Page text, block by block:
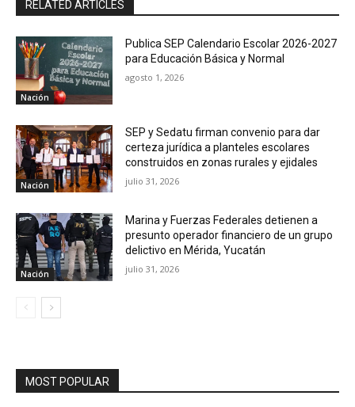
RELATED ARTICLES
Nación
Publica SEP Calendario Escolar 2026-2027
para Educación Básica y Normal
agosto 1, 2026
Nación
SEP y Sedatu firman convenio para dar
certeza jurídica a planteles escolares
construidos en zonas rurales y ejidales
julio 31, 2026
Nación
Marina y Fuerzas Federales detienen a
presunto operador financiero de un grupo
delictivo en Mérida, Yucatán
julio 31, 2026
MOST POPULAR